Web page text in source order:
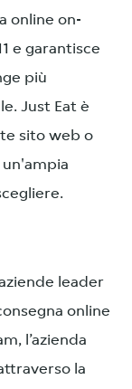
online on-
e garantisce
più
Just Eat è
sito web o
leader
online
l’azienda
la